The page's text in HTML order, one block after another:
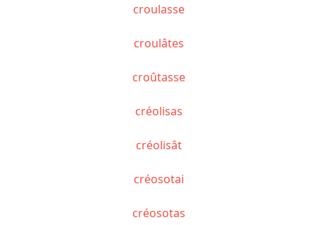
croulasse
croulâtes
croûtasse
créolisas
créolisât
créosotai
créosotas